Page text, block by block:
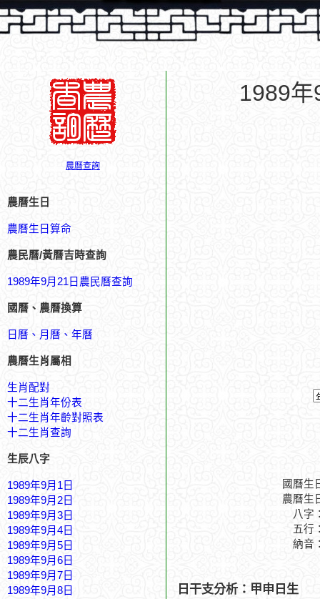
農曆查詢
農曆生日
農曆生日算命
農民曆/黃曆吉時查詢
1989年9月21日農民曆查詢
國曆、農曆換算
日曆、月曆、年曆
農曆生肖屬相
生肖配對
十二生肖年份表
十二生肖年齡對照表
十二生肖查詢
生辰八字
1989年9月1日
1989年9月2日
1989年9月3日
1989年9月4日
1989年9月5日
1989年9月6日
1989年9月7日
1989年9月8日
1989
國曆生
農曆生
八字
五行
納音
日干支分析：甲申日生